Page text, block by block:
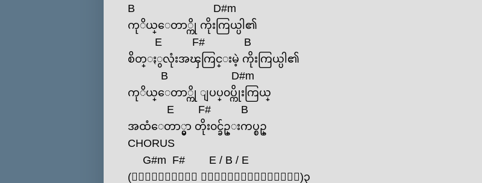
B
D#m
ကုိယ္ေတာ္ကို ကိုးကြယ္ပါ၏
E
F#
B
စိတ္ႏွလုံးအၾကြင္းမဲ့ ကိုးကြယ္ပါ၏
B
D#m
ကုိယ္ေတာ္ကို ျပပ္၀ပ္ကိုးကြယ္
E
F#
B
အထံေတာ္မွာ တိုး၀င္ခ်ဥ္းကပ္စဥ္
CHORUS
G#m F# E / B / E
(၀ိညာဥ္ေတာ္ ဆင္းၾကြေတာ္မူပါ)၃